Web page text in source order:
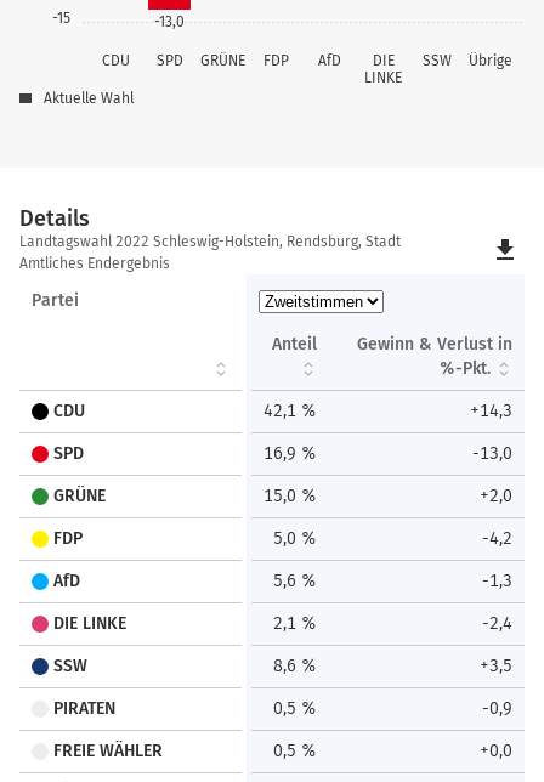
-15
CDU SPD GRÜNE FDP AfD
DIE
LINKE
SSW Übrige
-13,0
Aktuelle Wahl
Details
Details
Landtagswahl 2022 Schleswig-Holstein, Rendsburg, Stadt
Amtliches Endergebnis
file_download
Partei
Anteil
Gewinn & Verlust in
%-Pkt.
CDU 42,1 % +14,3
SPD 16,9 % -13,0
GRÜNE 15,0 % +2,0
FDP 5,0 % -4,2
AfD 5,6 % -1,3
DIE LINKE 2,1 % -2,4
SSW 8,6 % +3,5
PIRATEN 0,5 % -0,9
FREIE WÄHLER 0,5 % +0,0